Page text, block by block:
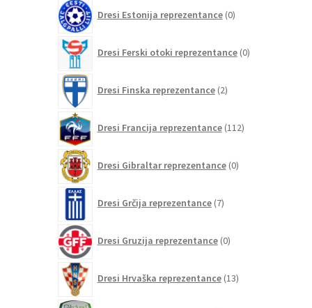
Dresi Estonija reprezentance 0izdelkov
Dresi Ferski otoki reprezentance 0izdelkov
Dresi Finska reprezentance 2izdelka
Dresi Francija reprezentance 112izdelkov
Dresi Gibraltar reprezentance 0izdelkov
Dresi Grčija reprezentance 7izdelkov
Dresi Gruzija reprezentance 0izdelkov
Dresi Hrvaška reprezentance 13izdelkov